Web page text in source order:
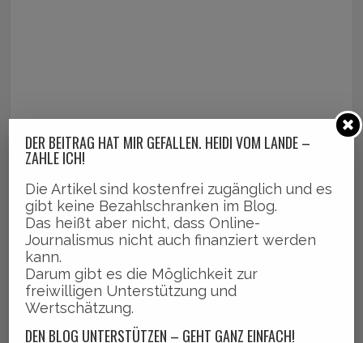
DER BEITRAG HAT MIR GEFALLEN. HEIDI VOM LANDE –
ZAHLE ICH!
Die Artikel sind kostenfrei zugänglich und es
gibt keine Bezahlschranken im Blog.
Das heißt aber nicht, dass Online-
Journalismus nicht auch finanziert werden
kann.
Darum gibt es die Möglichkeit zur
freiwilligen Unterstützung und
Wertschätzung.
DEN BLOG UNTERSTÜTZEN – GEHT GANZ EINFACH!